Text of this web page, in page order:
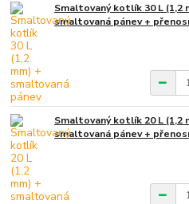
Smaltovaný kotlík 30 L (1,2
smaltovaná pánev +
Smaltovaný kotlík 20 L (1,2
smaltovaná pánev +